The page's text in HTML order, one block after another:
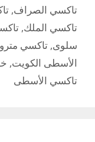
تاكسي الصراف,
تاكسي الملك,
سلوى, تاكسي مترو
الأسطى الكويت,
تاكسي الأسطى